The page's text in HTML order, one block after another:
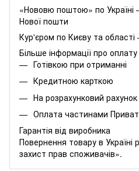
«Нововю поштою» по
Нової пошти
Кур'єром по Києву та
Більше інформації про
Готівкою при отриманні
Кредитною карткою
На розрахунковий рахунок
Оплата частинами
Гарантія від виробника
Повернення товару в Україні
захист прав споживачів».